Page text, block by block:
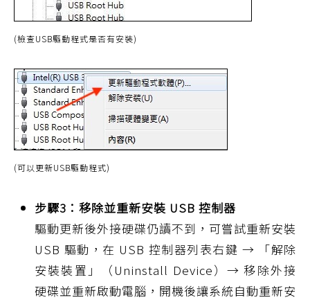
(檢查USB驅動程式是否有安裝)
(可以更新USB驅動程式)
步驟3：移除並重新安裝 USB 控制器
驅動更新後外接硬碟仍讀不到，可嘗試重新安裝
USB 驅動，在 USB 控制器列表右鍵 → 「解除
安裝裝置」（Uninstall Device）→ 移除外接
硬碟並重新啟動電腦，開機後讓系統自動重新安